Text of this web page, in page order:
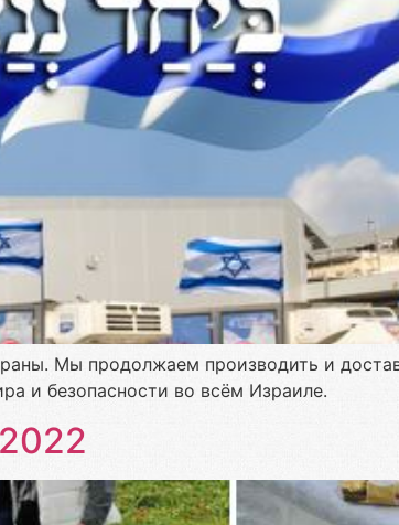
Мы продолжаем производить и
и безопасности во всём Израиле.